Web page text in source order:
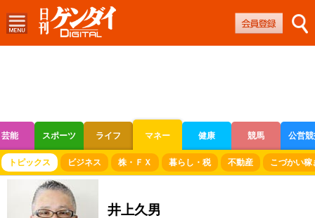
芸能 スポーツ ライフ マネー 健康 競馬 公営
ボートレース 競輪 オートレース
トピックス ビジネス 株・ＦＸ 暮らし・税 不動産 こづかい稼
井上久男